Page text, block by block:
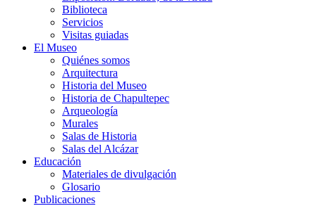
Biblioteca
Servicios
Visitas guiadas
El Museo
Quiénes somos
Arquitectura
Historia del Museo
Historia de Chapultepec
Arqueología
Murales
Salas de Historia
Salas del Alcázar
Educación
Materiales de divulgación
Glosario
Publicaciones